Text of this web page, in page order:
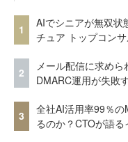
1
AIでシニアが無双状
チュア トップコン
2
メール配信に求め
DMARC運用が失敗
3
全社AI活用率99％
るのか？CTOが語